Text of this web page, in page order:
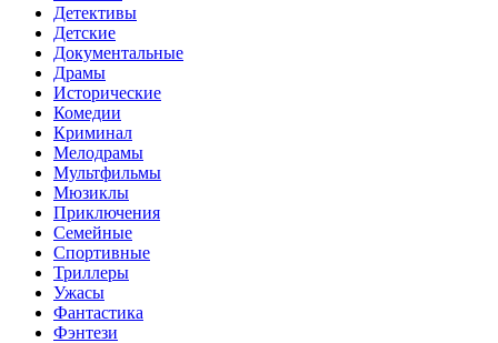
Детективы
Детские
Документальные
Драмы
Исторические
Комедии
Криминал
Мелодрамы
Мультфильмы
Мюзиклы
Приключения
Семейные
Спортивные
Триллеры
Ужасы
Фантастика
Фэнтези